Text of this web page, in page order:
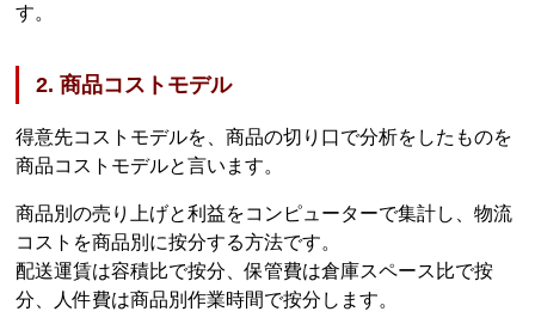
す。
2. 商品コストモデル
得意先コストモデルを、商品の切り口で分析をしたものを
商品コストモデルと言います。
商品別の売り上げと利益をコンピューターで集計し、物流
コストを商品別に按分する方法です。
配送運賃は容積比で按分、保管費は倉庫スペース比で按
分、人件費は商品別作業時間で按分します。